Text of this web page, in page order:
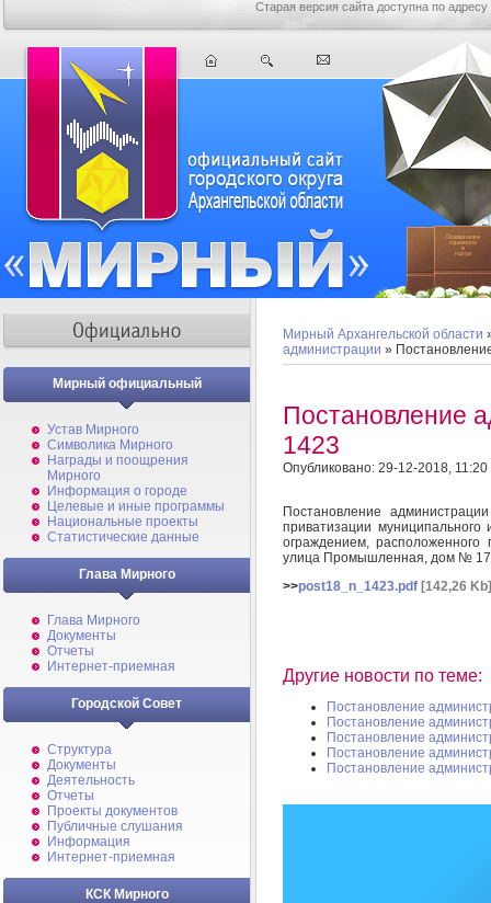
Старая версия сайта доступна по адресу
Мирный официальный
Устав Мирного
Символика Мирного
Награды и поощрения
Мирного
Информация о городе
Целевые и иные программы
Национальные проекты
Статистические данные
Глава Мирного
Глава Мирного
Документы
Отчеты
Интернет-приемная
Городской Совет
Структура
Документы
Деятельность
Отчеты
Проекты документов
Публичные слушания
Информация
Интернет-приемная
КСК Мирного
Мирный Архангельской области
администрации »
Постановление
1423
Опубликовано: 29-12-2018, 11:20
Постановление
приватизации
ограждением, расположенного
улица Промышленная, дом №
>>post18_n_1423.pdf [142,26 Kb]
Другие новости по теме:
Постановление
Постановление
Постановление
Постановление
Постановление